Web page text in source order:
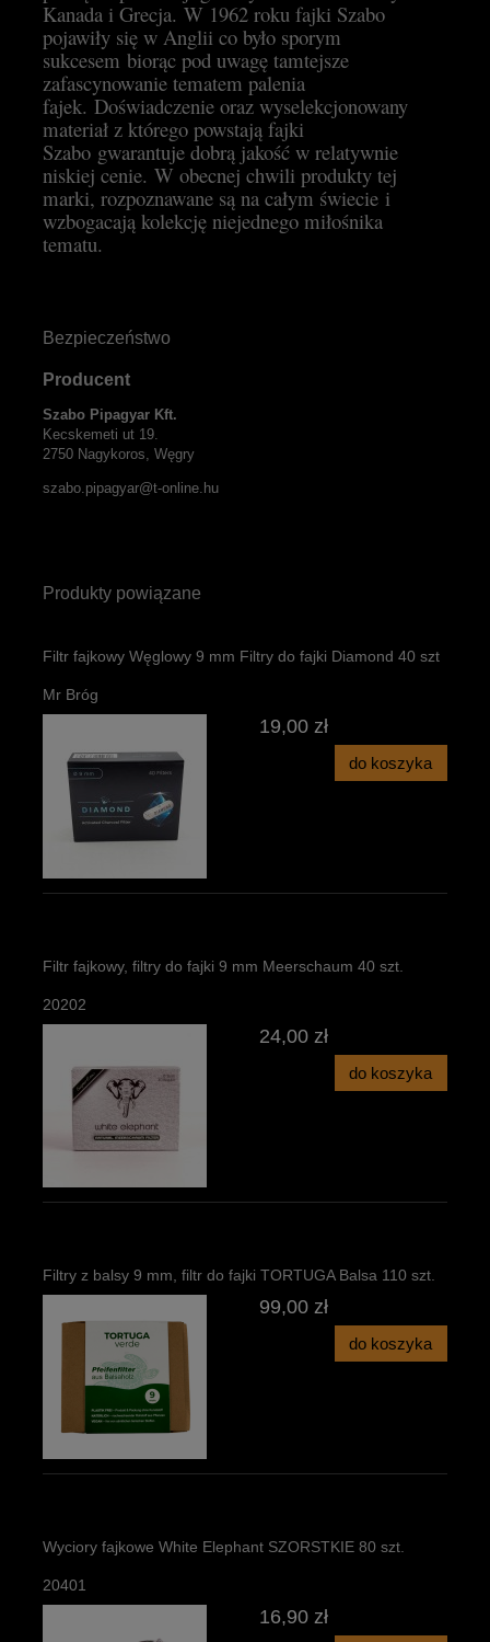
Kanada i Grecja. W 1962 roku fajki Szabo
pojawiły się w Anglii co było sporym
sukcesem biorąc pod uwagę tamtejsze
zafascynowanie tematem palenia
fajek. Doświadczenie oraz wyselekcjonowany
materiał z którego powstają fajki
Szabo gwarantuje dobrą jakość w relatywnie
niskiej cenie. W obecnej chwili produkty tej
marki, rozpoznawane są na całym świecie i
wzbogacają kolekcję niejednego miłośnika
tematu.
Bezpieczeństwo
Producent
Szabo Pipagyar Kft.
Kecskemeti ut 19.
2750 Nagykoros, Węgry
szabo.pipagyar@t-online.hu
Produkty powiązane
Filtr fajkowy Węglowy 9 mm Filtry do fajki Diamond 40 szt
Mr Bróg
19,00 zł
do koszyka
Filtr fajkowy, filtry do fajki 9 mm Meerschaum 40 szt.
20202
24,00 zł
do koszyka
Filtry z balsy 9 mm, filtr do fajki TORTUGA Balsa 110 szt.
99,00 zł
do koszyka
Wyciory fajkowe White Elephant SZORSTKIE 80 szt.
20401
16,90 zł